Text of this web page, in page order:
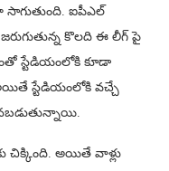
ఐపీఎల్
కొలది ఈ లీగ్ పై
స్టేడియంలోకి కూడా
అయితే స్టేడియంలోకి వచ్చే
అయితే వాళ్లు